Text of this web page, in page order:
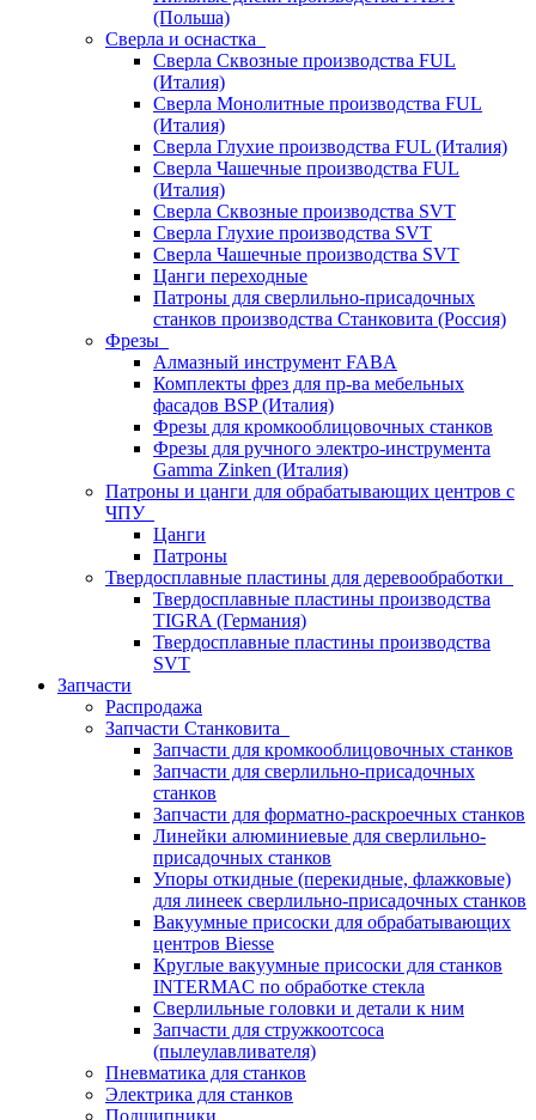
(Польша)
Сверла и оснастка
Сверла Сквозные производства FUL
(Италия)
Сверла Монолитные производства FUL
(Италия)
Сверла Глухие производства FUL (Италия)
Сверла Чашечные производства FUL
(Италия)
Сверла Сквозные производства SVT
Сверла Глухие производства SVT
Сверла Чашечные производства SVT
Цанги переходные
Патроны для сверлильно-присадочных
станков производства Станковита (Россия)
Фрезы
Алмазный инструмент FABA
Комплекты фрез для пр-ва мебельных
фасадов BSP (Италия)
Фрезы для кромкооблицовочных станков
Фрезы для ручного электро-инструмента
Gamma Zinken (Италия)
Патроны и цанги для обрабатывающих центров с
ЧПУ
Цанги
Патроны
Твердосплавные пластины для деревообработки
Твердосплавные пластины производства
TIGRA (Германия)
Твердосплавные пластины производства
SVT
Запчасти
Распродажа
Запчасти Станковита
Запчасти для кромкооблицовочных станков
Запчасти для сверлильно-присадочных
станков
Запчасти для форматно-раскроечных станков
Линейки алюминиевые для сверлильно-
присадочных станков
Упоры откидные (перекидные, флажковые)
для линеек сверлильно-присадочных станков
Вакуумные присоски для обрабатывающих
центров Biesse
Круглые вакуумные присоски для станков
INTERMAC по обработке стекла
Сверлильные головки и детали к ним
Запчасти для стружкоотсоса
(пылеулавливателя)
Пневматика для станков
Электрика для станков
Подшипники